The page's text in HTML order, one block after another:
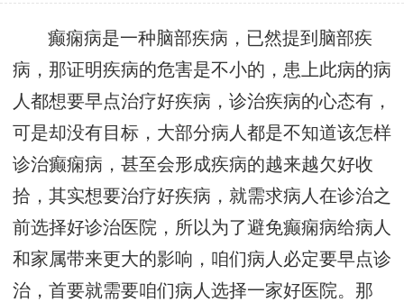
癫痫病是一种脑部疾病，已然提到脑部疾
病，那证明疾病的危害是不小的，患上此病的病
人都想要早点治疗好疾病，诊治疾病的心态有，
可是却没有目标，大部分病人都是不知道该怎样
诊治癫痫病，甚至会形成疾病的越来越欠好收
拾，其实想要治疗好疾病，就需求病人在诊治之
前选择好诊治医院，所以为了避免癫痫病给病人
和家属带来更大的影响，咱们病人必定要早点诊
治，首要就需要咱们病人选择一家好医院。那